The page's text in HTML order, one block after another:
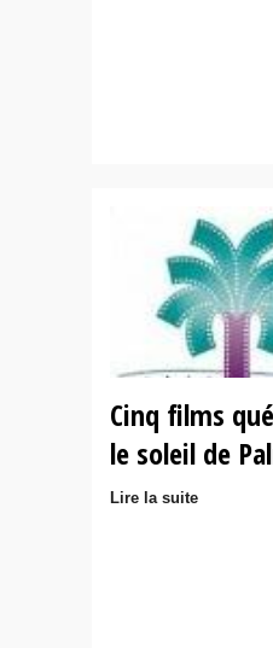
Cinq films
le soleil de
Lire la suite